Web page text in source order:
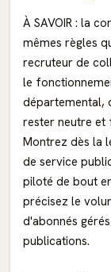
À SAVOIR : la
mêmes règles
recruteur de
le
départemental,
rester neutre et
Montrez dès la
de service
piloté de bout
précisez le
d'abonnés
publications.